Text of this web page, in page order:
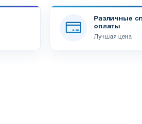
Различные
оплаты
Лучшая цена